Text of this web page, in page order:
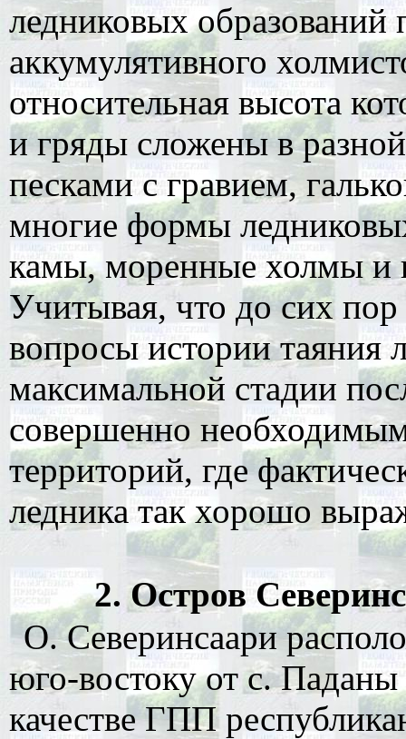
ледниковых образований
аккумулятивного
относительная высота
и гряды сложены в
песками с гравием,
многие формы
камы, моренные холмы и
Учитывая, что до сих
вопросы истории таяния
максимальной стадии
совершенно
территорий, где
ледника так хорошо
2. Остров
О. Северинсаари
юго-востоку от с.
качестве ГПП